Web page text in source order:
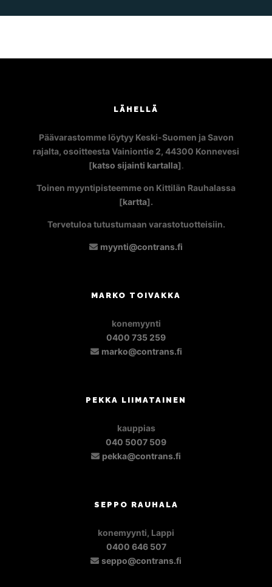
LÄHELLÄ
Päävarastomme löytyy Keski-Suomen ja Savon
rajalta, osoitteesta Vainiontie 2, 44300 Konnevesi
[katso sijainti kartalla].
Toinen myyntipisteemme on Kittilän Rauhalassa
[kartta].
Tervetuloa tutustumaan varastotuotteisiin.
myynti@contrans.fi
MARKO TOIVAKKA
konemyynti
0400 735 259
marko@contrans.fi
PEKKA LIIMATAINEN
kauppias
040 5007 509
pekka@contrans.fi
SEPPO RAUHALA
konemyynti, Lappi
0400 646 507
seppo@contrans.fi